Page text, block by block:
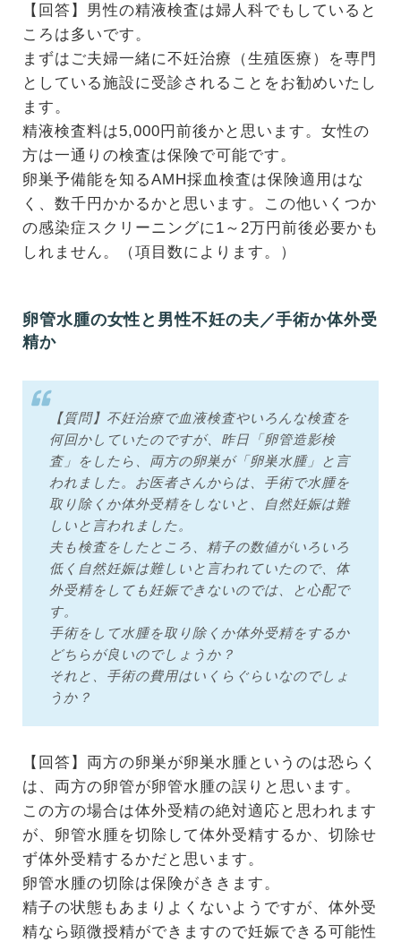
【回答】男性の精液検査は婦人科でもしていると
ころは多いです。
まずはご夫婦一緒に不妊治療（生殖医療）を専門
としている施設に受診されることをお勧めいたし
ます。
精液検査料は5,000円前後かと思います。女性の
方は一通りの検査は保険で可能です。
卵巣予備能を知るAMH採血検査は保険適用はな
く、数千円かかるかと思います。この他いくつか
の感染症スクリーニングに1～2万円前後必要かも
しれません。（項目数によります。）
卵管水腫の女性と男性不妊の夫／手術か体外受
精か
【質問】不妊治療で血液検査やいろんな検査を
何回かしていたのですが、昨日「卵管造影検
査」をしたら、両方の卵巣が「卵巣水腫」と言
われました。お医者さんからは、手術で水腫を
取り除くか体外受精をしないと、自然妊娠は難
しいと言われました。
夫も検査をしたところ、精子の数値がいろいろ
低く自然妊娠は難しいと言われていたので、体
外受精をしても妊娠できないのでは、と心配で
す。
手術をして水腫を取り除くか体外受精をするか
どちらが良いのでしょうか？
それと、手術の費用はいくらぐらいなのでしょ
うか？
【回答】両方の卵巣が卵巣水腫というのは恐らく
は、両方の卵管が卵管水腫の誤りと思います。
この方の場合は体外受精の絶対適応と思われます
が、卵管水腫を切除して体外受精するか、切除せ
ず体外受精するかだと思います。
卵管水腫の切除は保険がききます。
精子の状態もあまりよくないようですが、体外受
精なら顕微授精ができますので妊娠できる可能性